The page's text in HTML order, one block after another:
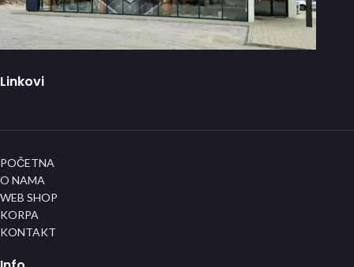
Linkovi
POČETNA
O NAMA
WEB SHOP
KORPA
KONTAKT